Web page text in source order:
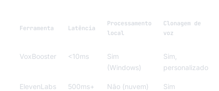
Ferramenta Latência
Processamento
local
Clonagem de
voz
VoxBooster <10ms
Sim
(Windows)
Sim,
personalizado
ElevenLabs 500ms+ Não (nuvem) Sim